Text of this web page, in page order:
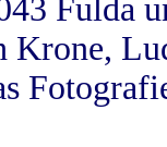
Fulda
Krone,